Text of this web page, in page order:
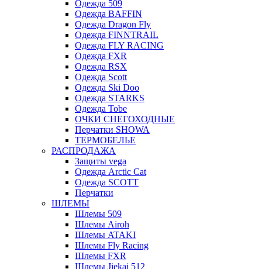
Одежда 509
Одежда BAFFIN
Одежда Dragon Fly
Одежда FINNTRAIL
Одежда FLY RACING
Одежда FXR
Одежда RSX
Одежда Scott
Одежда Ski Doo
Одежда STARKS
Одежда Tobe
ОЧКИ СНЕГОХОДНЫЕ
Перчатки SHOWA
ТЕРМОБЕЛЬЕ
РАСПРОДАЖА
Защиты vega
Одежда Arctic Cat
Одежда SCOTT
Перчатки
ШЛЕМЫ
Шлемы 509
Шлемы Airoh
Шлемы ATAKI
Шлемы Fly Racing
Шлемы FXR
Шлемы Jiekai 512